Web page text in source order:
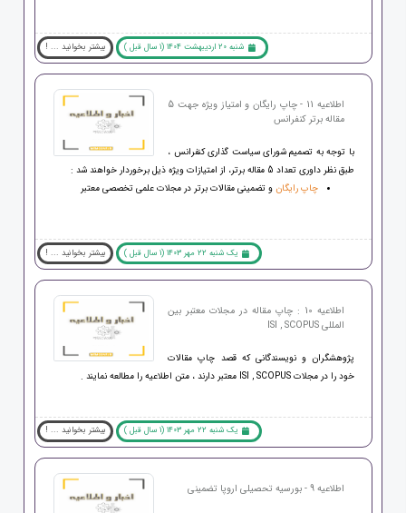
شنبه 20 اردیبهشت 1404 (1 سال قبل ) بیشتر بخوانید ... !
اطلاعیه 11 - چاپ رایگان و امتیاز ویژه جهت 5
مقاله برتر کنفرانس
با توجه به تصمیم شورای سیاست گذاری کنفرانس ،
طبق نظر داوری تعداد 5 مقاله برتر، از امتیازات ویژه ذیل برخوردار خواهند شد :
چاپ رایگان و تضمینی مقالات برتر در مجلات علمی تخصصی معتبر
یک شنبه 22 مهر 1403 (1 سال قبل ) بیشتر بخوانید ... !
اطلاعیه 10 : چاپ مقاله در مجلات معتبر بین
المللی ISI , SCOPUS
پژوهشگران و نویسندگانی که قصد چاپ مقالات
خود را در مجلات ISI , SCOPUS معتبر دارند ، متن اطلاعیه را مطالعه نمایند .
یک شنبه 22 مهر 1403 (1 سال قبل ) بیشتر بخوانید ... !
اطلاعیه 9 - بورسیه تحصیلی اروپا تضمینی